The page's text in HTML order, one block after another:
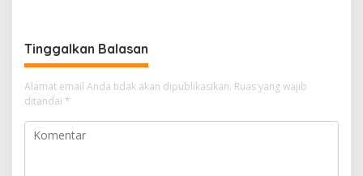
Tinggalkan Balasan
Alamat email Anda tidak akan dipublikasikan. Ruas yang wajib
ditandai *